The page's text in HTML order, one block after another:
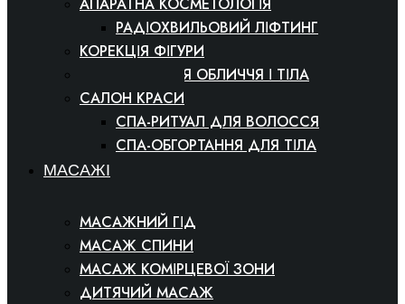
РАДІОХВИЛЬОВИЙ ЛІФТИНГ
КОРЕКЦІЯ ФІГУРИ
КОСМЕТОЛОГІЯ ОБЛИЧЧЯ І ТІЛА
САЛОН КРАСИ
СПА-РИТУАЛ ДЛЯ ВОЛОССЯ
СПА-ОБГОРТАННЯ ДЛЯ ТІЛА
МАСАЖІ
МАСАЖНИЙ ГІД
МАСАЖ СПИНИ
МАСАЖ КОМІРЦЕВОЇ ЗОНИ
ДИТЯЧИЙ МАСАЖ